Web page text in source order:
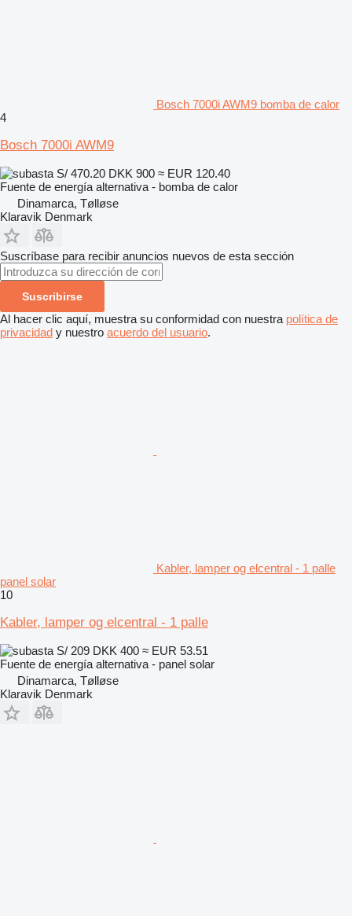
Bosch 7000i AWM9 bomba de calor
4
Bosch 7000i AWM9
S/ 470.20 DKK 900 ≈ EUR 120.40
Fuente de energía alternativa - bomba de calor
Dinamarca, Tølløse
Klaravik Denmark
Suscríbase para recibir anuncios nuevos de esta sección
Suscribirse
Al hacer clic aquí, muestra su conformidad con nuestra política de
privacidad y nuestro acuerdo del usuario.
Kabler, lamper og elcentral - 1 palle
panel solar
10
Kabler, lamper og elcentral - 1 palle
S/ 209 DKK 400 ≈ EUR 53.51
Fuente de energía alternativa - panel solar
Dinamarca, Tølløse
Klaravik Denmark